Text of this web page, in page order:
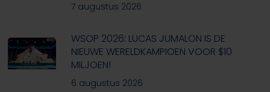
7 augustus 2026
WSOP 2026: LUCAS JUMALON IS DE
NIEUWE WERELDKAMPIOEN VOOR $10
MILJOEN!
6 augustus 2026